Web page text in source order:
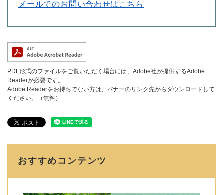
メールでのお問い合わせはこちら
PDF形式のファイルをご覧いただく場合には、Adobe社が提供するAdobe
Readerが必要です。
Adobe Readerをお持ちでない方は、バナーのリンク先からダウンロードして
ください。（無料）
おすすめコンテンツ